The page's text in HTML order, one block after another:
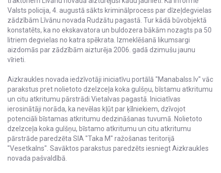
Valsts policija, 4. augustā sākts kriminālprocess par dīzeļdegvielas
zādzībām Līvānu novada Rudzātu pagastā. Tur kādā būvobjektā
konstatēts, ka no ekskavatora un buldozera bākām nozagts pa 50
litriem degvielas no katra spēkrata. Izmeklēšanā likumsargi
aizdomās par zādzībām aizturēja 2006. gadā dzimušu jaunu
vīrieti.
Aizkraukles novada iedzīvotāji iniciatīvu portālā "Manabalss.lv" vāc
parakstus pret nolietoto dzelzceļa koka gulšņu, bīstamu atkritumu
un citu atkritumu pārstrādi Vietalvas pagastā. Iniciatīvas
ierosinātāji norāda, ka nevēlas kļūt par ķīlniekiem, dzīvojot
potenciāli bīstamas atkritumu dedzināšanas tuvumā. Nolietoto
dzelzceļa koka gulšņu, bīstamo atkritumu un citu atkritumu
pārstrāde paredzēta SIA "Taka M" ražošanas teritorijā
"Vesetkalns". Savāktos parakstus paredzēts iesniegt Aizkraukles
novada pašvaldībā.